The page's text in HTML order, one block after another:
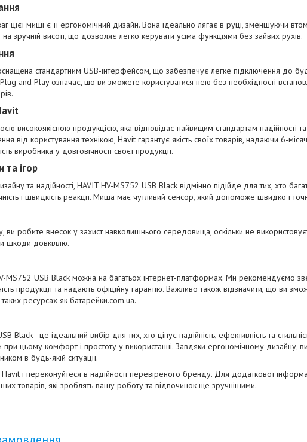
цієї миші є її ергономічний дизайн. Вона ідеально лягає в руці, зменшуючи
на зручній висоті, що дозволяє легко керувати усіма функціями без зайвих рухів.
стандартним USB-інтерфейсом, що забезпечує легке підключення до
Plug and Play означає, що ви зможете користуватися нею без необхідності
високоякісною продукцією, яка відповідає найвищим стандартам надійності
від користування технікою, Havit гарантує якість своїх товарів, надаючи 6-
виробника у довговічності своєї продукції.
та ігор
та надійності, HAVIT HV-MS752 USB Black відмінно підійде для тих, хто
і швидкість реакції. Миша має чутливий сенсор, який допоможе швидко і
робите внесок у захист навколишнього середовища, оскільки не
шкоди довкіллю.
USB Black можна на багатьох інтернет-платформах. Ми рекомендуємо
продукції та надають офіційну гарантію. Важливо також відзначити, що ви
ресурсах як батарейки.com.ua.
Black - це ідеальний вибір для тих, хто цінує надійність, ефективність та
при цьому комфорт і простоту у використанні. Завдяки ергономічному дизайну,
в будь-якій ситуації.
і переконуйтеся в надійності перевіреного бренду. Для додаткової
товарів, які зроблять вашу роботу та відпочинок ще зручнішими.